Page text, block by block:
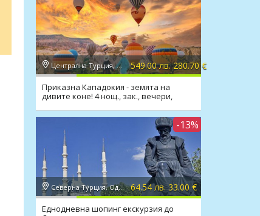
Централна Турция, Кападокия 549.00 лв. 280.70 €
Приказна Кападокия - земята на
дивите коне! 4 нощ., зак., вечери,
-13%
Северна Турция, Одрин 64.54 лв. 33.00 €
Еднодневна шопинг екскурзия до